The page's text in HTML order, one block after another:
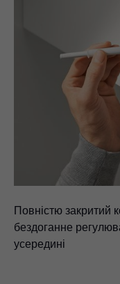
Повністю закритий
бездоганне
усередині